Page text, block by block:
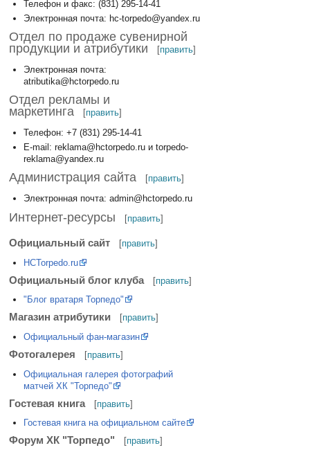
Телефон и факс: (831) 295-14-41
Электронная почта: hc-torpedo@yandex.ru
Отдел по продаже сувенирной
продукции и атрибутики
[править]
Электронная почта:
atributika@hctorpedo.ru
Отдел рекламы и
маркетинга
[править]
Телефон: +7 (831) 295-14-41
E-mail: reklama@hctorpedo.ru и torpedo-
reklama@yandex.ru
Администрация сайта [править]
Электронная почта: admin@hctorpedo.ru
Интернет-ресурсы [править]
Официальный сайт [править]
HCTorpedo.ru
Официальный блог клуба [править]
"Блог вратаря Торпедо"
Магазин атрибутики [править]
Официальный фан-магазин
Фотогалерея [править]
Официальная галерея фотографий
матчей ХК "Торпедо"
Гостевая книга [править]
Гостевая книга на официальном сайте
Форум ХК "Торпедо" [править]